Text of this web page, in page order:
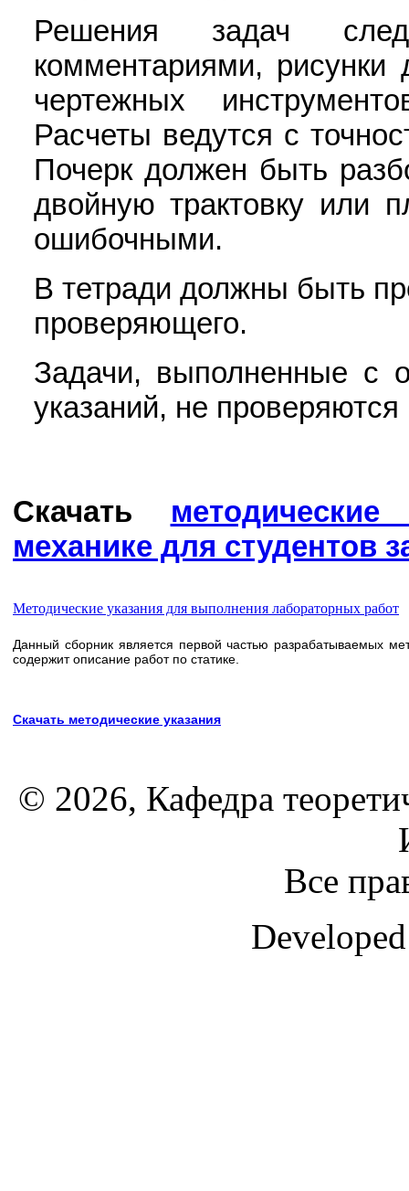
Решения задач
комментариями,
чертежных
Расчеты ведутся с
Почерк должен быть
двойную трактовку или
ошибочными.
В тетради должны быть
проверяющего.
Задачи, выполненные с
указаний, не
Скачать
механике для студентов
Методические указания для выполнения лабораторных работ
Данный сборник является первой частью разрабатываемых
содержит описание работ по статике.
Скачать методические указания
© 2026, Кафедра
Все